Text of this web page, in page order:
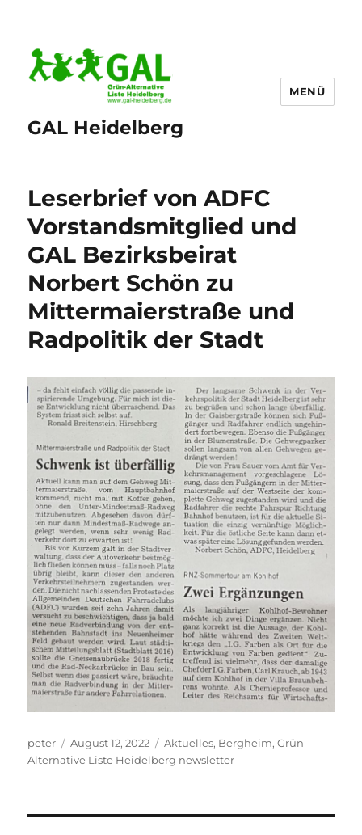
GAL Heidelberg
MENÜ
Leserbrief von ADFC
Vorstandsmitglied und
GAL Bezirksbeirat
Norbert Schön zu
Mittermaierstraße und
Radpolitik der Stadt
Autor
peter
Veröffentlicht
am
August 12, 2022 Kategorien
Aktuelles, Bergheim,Grün-
Alternative Liste Heidelberg newsletter